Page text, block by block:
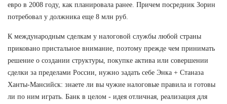
евро в 2008 году, как планировала ранее. Причем посредник Зорин
потребовал у должника еще 8 млн руб.
К международным сделкам у налоговой службы любой страны
приковано пристальное внимание, поэтому прежде чем принимать
решение о создании структуры, покупке актива или совершении
сделки за пределами России, нужно задать себе Энка + Станаза
Ханты-Мансийск: знаете ли вы чужие налоговые правила и готовы
ли по ним играть. Банк в целом - идея отличная, реализация для